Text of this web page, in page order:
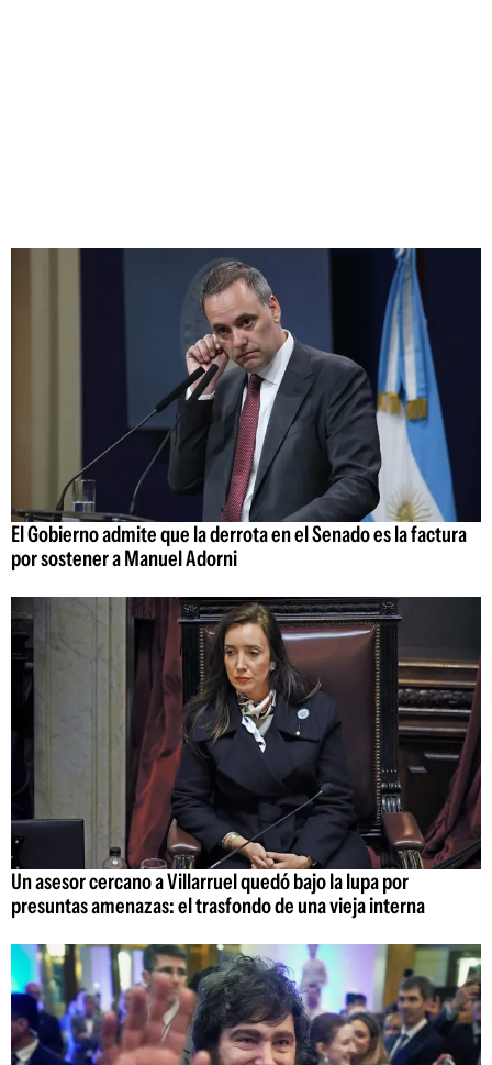
El Gobierno admite que la derrota en el Senado es la factura
por sostener a Manuel Adorni
Un asesor cercano a Villarruel quedó bajo la lupa por
presuntas amenazas: el trasfondo de una vieja interna